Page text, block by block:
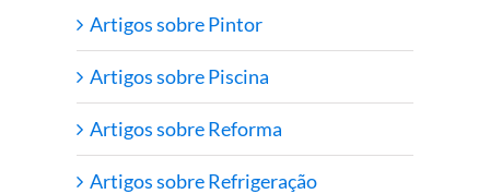
Artigos sobre Pintor
Artigos sobre Piscina
Artigos sobre Reforma
Artigos sobre Refrigeração